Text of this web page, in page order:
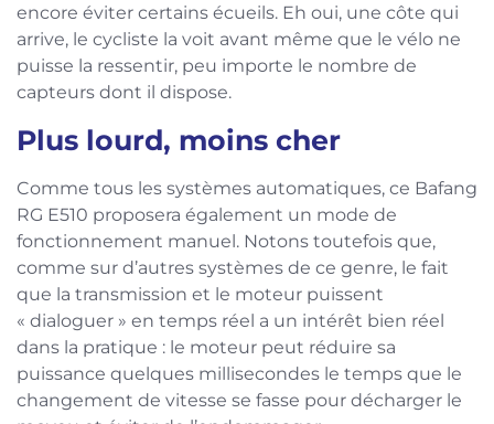
encore éviter certains écueils. Eh oui, une côte qui
arrive, le cycliste la voit avant même que le vélo ne
puisse la ressentir, peu importe le nombre de
capteurs dont il dispose.
Plus lourd, moins cher
Comme tous les systèmes automatiques, ce Bafang
RG E510 proposera également un mode de
fonctionnement manuel. Notons toutefois que,
comme sur d’autres systèmes de ce genre, le fait
que la transmission et le moteur puissent
« dialoguer » en temps réel a un intérêt bien réel
dans la pratique : le moteur peut réduire sa
puissance quelques millisecondes le temps que le
changement de vitesse se fasse pour décharger le